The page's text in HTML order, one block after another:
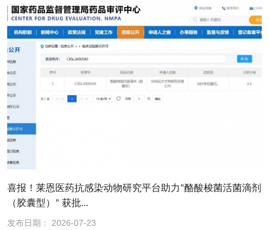
喜报！莱恩医药抗感染动物研究平台助力“酪酸梭菌活菌滴剂
（胶囊型）” 获批...
发布日期： 2026-07-23